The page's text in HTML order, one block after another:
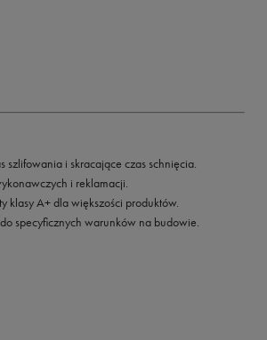
szlifowania i skracające czas schnięcia.
i reklamacji.
klasy A+ dla większości produktów.
specyficznych warunków na budowie.